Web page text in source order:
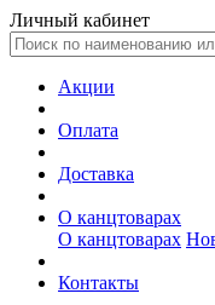
Личный кабинет
Акции
Оплата
Доставка
О канцтоварах
О канцтоварах
Контакты